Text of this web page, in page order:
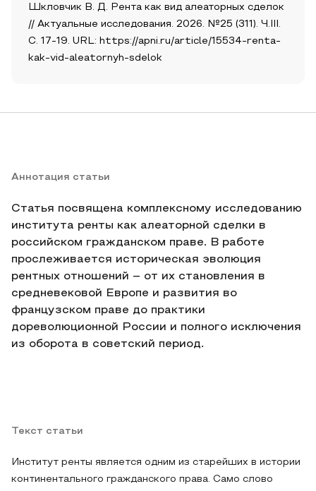
Шкловчик В. Д. Рента как вид алеаторных сделок
// Актуальные исследования. 2026. №25 (311). Ч.III.
С. 17-19. URL: https://apni.ru/article/15534-renta-
kak-vid-aleatornyh-sdelok
Аннотация статьи
Статья посвящена комплексному исследованию
института ренты как алеаторной сделки в
российском гражданском праве. В работе
прослеживается историческая эволюция
рентных отношений – от их становления в
средневековой Европе и развития во
французском праве до практики
дореволюционной России и полного исключения
из оборота в советский период.
Текст статьи
Институт ренты является одним из старейших в истории
континентального гражданского права. Само слово